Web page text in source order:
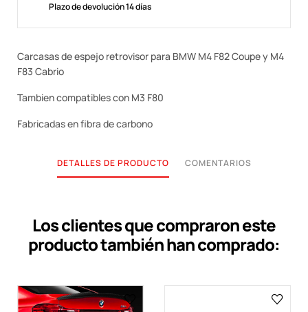
Plazo de devolución 14 días
Carcasas de espejo retrovisor para BMW M4 F82 Coupe y M4
F83 Cabrio
Tambien compatibles con M3 F80
Fabricadas en fibra de carbono
DETALLES DE PRODUCTO COMENTARIOS
Los clientes que compraron este
producto también han comprado: